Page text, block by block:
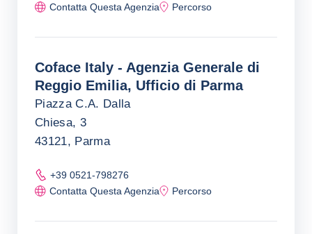
Contatta Questa Agenzia
Percorso
Coface Italy - Agenzia Generale di
Reggio Emilia, Ufficio di Parma
Piazza C.A. Dalla
Chiesa, 3
43121, Parma
+39 0521-798276
Contatta Questa Agenzia
Percorso